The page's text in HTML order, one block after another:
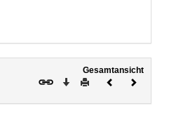
Gesamtansicht
Download
DruckenVorheriges